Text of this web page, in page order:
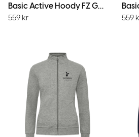
Basic Active Hoody FZ Gråmel
559 kr 559